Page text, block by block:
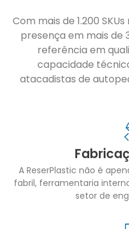
Com mais de 1.200
presença em mais de
referência em
capacidade
atacadistas de
A ReserPlastic não é
fabril, ferramentaria
setor de